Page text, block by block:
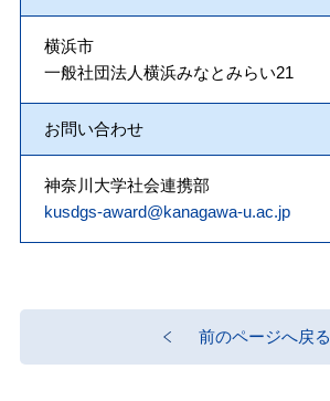
横浜市
一般社団法人横浜みなとみらい21
お問い合わせ
神奈川大学社会連携部
kusdgs-award@kanagawa-u.ac.jp
前のページへ戻る